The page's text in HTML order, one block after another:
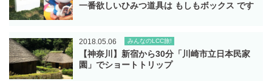
一番欲しいひみつ道具は もしもボックス です
2018.05.06
【神奈川】新宿から30分「川崎市立日本民家
園」でショートトリップ
みんなのLCC旅!